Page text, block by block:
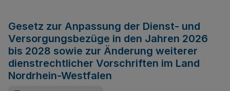
Gesetz zur Anpassung der Dienst- und
Versorgungsbezüge in den Jahren 2026
bis 2028 sowie zur Änderung weiterer
dienstrechtlicher Vorschriften im Land
Nordrhein-Westfalen